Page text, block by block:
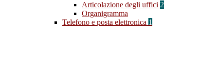
Articolazione degli uffici 2
Organigramma
Telefono e posta elettronica 1